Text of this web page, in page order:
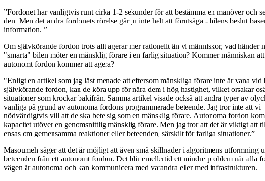
”Fordonet har vanligtvis runt cirka 1-2 sekunder för att bestämma en manöver och
den. Men det andra fordonets rörelse går ju inte helt att förutsäga - bilens beslut
information. ”
Om självkörande fordon trots allt agerar mer rationellt än vi människor, vad händer
"smarta" bilen möter en mänsklig förare i en farlig situation? Kommer människan
autonomt fordon kommer att agera?
"Enligt en artikel som jag läst menade att eftersom mänskliga förare inte är vana vid
självkörande fordon, kan de köra upp för nära dem i hög hastighet, vilket orsakar
situationer som krockar bakifrån. Samma artikel visade också att andra typer av
vanliga på grund av autonoma fordons programmerade beteende. Jag tror inte att vi
nödvändigtvis vill att de ska bete sig som en mänsklig förare. Autonoma fordon
kapacitet utöver en genomsnittlig mänsklig förare. Men jag tror att det är viktigt att
ensas om gemensamma reaktioner eller beteenden, särskilt för farliga situationer.”
Masoumeh säger att det är möjligt att även små skillnader i algoritmens utformning
beteenden från ett autonomt fordon. Det blir emellertid ett mindre problem när alla
vägen är autonoma och kan kommunicera med varandra eller med infrastrukturen.